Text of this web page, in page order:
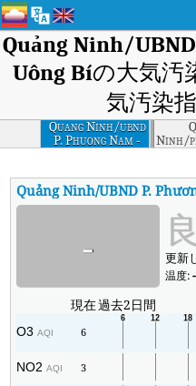
Quảng Ninh/
Uông Bíの大気汚
気汚染指
Quang Ninh/ubnd
P. Phuong Nam -
Tp. Uong Bi
Ninh/
Quảng Ninh/UBND P.
- 更新
温度:-
現在過去2日間
O3AQI 6
NO2AQI 3